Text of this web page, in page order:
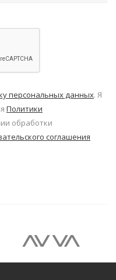
персональных данных. Я
Политики
обработки
соглашения